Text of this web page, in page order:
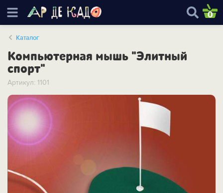
0
Каталог
Компьютерная мышь "Элитный
спорт"
Артикул: 1101